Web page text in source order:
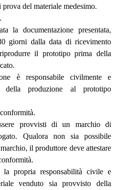
del materiale medesimo.
la documentazione presentata,
giorni dalla data di ricevimento
il prototipo prima della
è responsabile civilmente e
della produzione al prototipo
provvisti di un marchio di
Qualora non sia possibile
il produttore deve attestare
propria responsabilità civile e
venduto sia provvisto della